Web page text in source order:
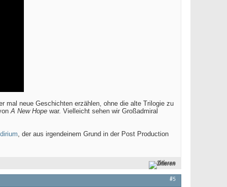
mal neue Geschichten erzählen, ohne die alte Trilogie zu
A New Hope war. Vielleicht sehen wir Großadmiral
, der aus irgendeinem Grund in der Post Production
Zitieren
#5